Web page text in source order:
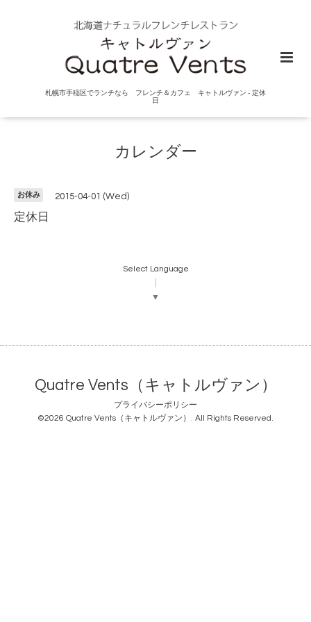
札幌市手稲区でランチなら フレンチ＆カフェ キャトルヴァン - 定休
日
カレンダー
お休み 2015-04-01 (Wed)
定休日
Select Language
▼
Quatre Vents（キャトルヴァン）
プライバシーポリシー
©2026 Quatre Vents（キャトルヴァン） . All Rights Reserved.